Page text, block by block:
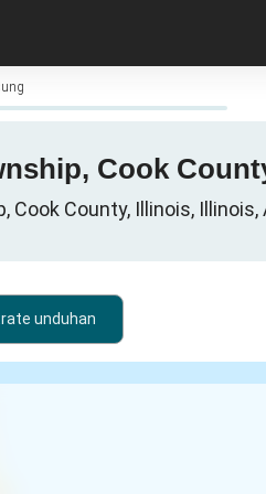
Cook
County, Illinois,
unduhan